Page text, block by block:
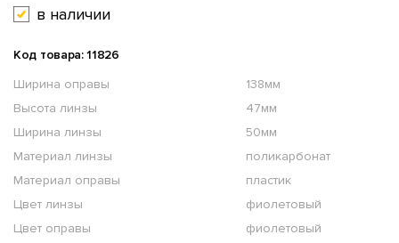
в наличии
Код товара: 11826
Ширина оправы
138мм
Высота линзы
47мм
Ширина линзы
50мм
Материал линзы
поликарбонат
Материал оправы
пластик
Цвет линзы
фиолетовый
Цвет оправы
фиолетовый